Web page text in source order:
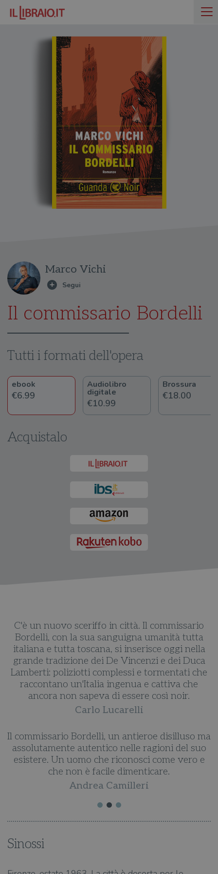
Marco Vichi
Il commissario Bordelli
Tutti i formati dell'opera
ebook
€6.99
Audiolibro
digitale
€10.99
Brossura
€18.00
Acquistalo
C'è un nuovo sceriffo in città. Il commissario
Bordelli, con la sua sanguigna umanità tutta
italiana e tutta toscana, si inserisce oggi nella
grande tradizione dei De Vincenzi e dei Duca
Lamberti: poliziotti complessi e tormentati che
raccontano un'Italia ingenua e cattiva che
ancora non sapeva di essere così noir.
Carlo Lucarelli
Il commissario Bordelli, un antieroe disilluso ma
assolutamente autentico nelle ragioni del suo
esistere. Un uomo che riconosci come vero e
che non è facile dimenticare.
Andrea Camilleri
Sinossi